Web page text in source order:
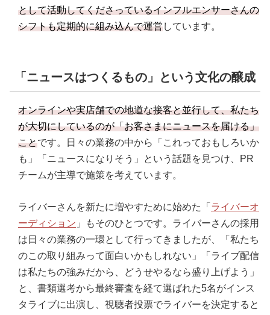
として活動してくださっているインフルエンサーさんの
シフトも定期的に組み込んで運営しています。
「ニュースはつくるもの」という文化の醸成
オンラインや実店舗での地道な接客と並行して、私たち
が大切にしているのが「お客さまにニュースを届ける」
ことです。日々の業務の中から「これっておもしろいか
も」「ニュースになりそう」という話題を見つけ、PR
チームが主導で施策を考えています。
ライバーさんを新たに増やすために始めた「 ライバーオ
ーディション 」もそのひとつです。ライバーさんの採用
は日々の業務の一環として行ってきましたが、「私たち
のこの取り組みって面白いかもしれない」「ライブ配信
は私たちの強みだから、どうせやるなら盛り上げよう」
と、書類選考から最終審査を経て選ばれた5名がインス
タライブに出演し、視聴者投票でライバーを決定すると